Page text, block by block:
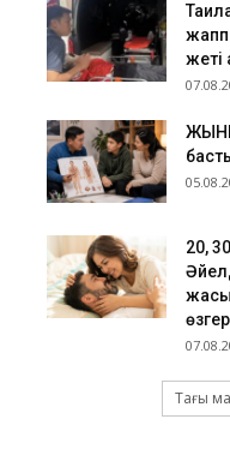
жеті
​20,
Тағы